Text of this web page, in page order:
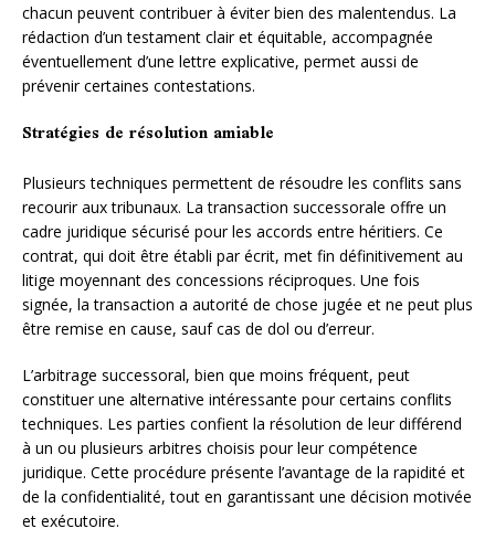
chacun peuvent contribuer à éviter bien des malentendus. La
rédaction d’un testament clair et équitable, accompagnée
éventuellement d’une lettre explicative, permet aussi de
prévenir certaines contestations.
Stratégies de résolution amiable
Plusieurs techniques permettent de résoudre les conflits sans
recourir aux tribunaux. La transaction successorale offre un
cadre juridique sécurisé pour les accords entre héritiers. Ce
contrat, qui doit être établi par écrit, met fin définitivement au
litige moyennant des concessions réciproques. Une fois
signée, la transaction a autorité de chose jugée et ne peut plus
être remise en cause, sauf cas de dol ou d’erreur.
L’arbitrage successoral, bien que moins fréquent, peut
constituer une alternative intéressante pour certains conflits
techniques. Les parties confient la résolution de leur différend
à un ou plusieurs arbitres choisis pour leur compétence
juridique. Cette procédure présente l’avantage de la rapidité et
de la confidentialité, tout en garantissant une décision motivée
et exécutoire.